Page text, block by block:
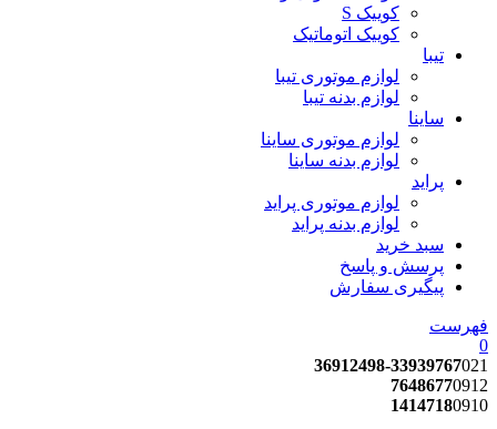
کوییک S
کوییک اتوماتیک
تیبا
لوازم موتوری تیبا
لوازم بدنه تیبا
ساینا
لوازم موتوری ساینا
لوازم بدنه ساینا
پراید
لوازم موتوری پراید
لوازم بدنه پراید
سبد خرید
پرسش و پاسخ
پیگیری سفارش
فهرست
0
36912498-33939767021
76486770912
14147180910